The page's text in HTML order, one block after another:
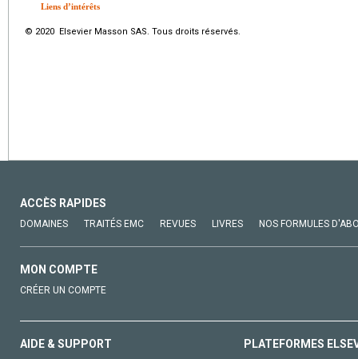
Liens d’intérêts
© 2020 Elsevier Masson SAS. Tous droits réservés.
ACCÈS RAPIDES
DOMAINES TRAITÉS EMC REVUES LIVRES NOS FORMULES
MON COMPTE
CRÉER UN COMPTE
AIDE & SUPPORT PLATEFORMES